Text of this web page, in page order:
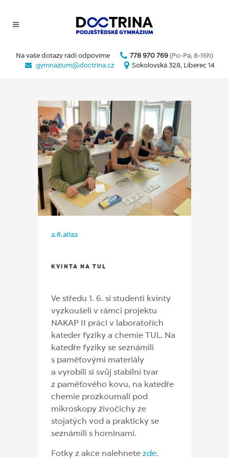
Na vaše dotazy rádi odpovíme 778 970 769 (Po-Pá, 8-16h)
gymnazium@doctrina.cz
Sokolovská 328, Liberec 14
2.6.2022
KVINTA NA TUL
Ve středu 1. 6. si studenti kvinty
vyzkoušeli v rámci projektu
NAKAP II práci v laboratořích
kateder fyziky a chemie TUL. Na
katedře fyziky se seznámili
s paměťovými materiály
a vyrobili si svůj stabilní tvar
z paměťového kovu, na katedře
chemie prozkoumali pod
mikroskopy živočichy ze
stojatých vod a prakticky se
seznámili s horninami.
Fotky z akce nalehnete zde.